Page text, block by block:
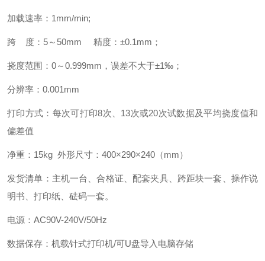
加载速率：1mm/min;
跨 度：5～50mm 精度：±0.1mm；
挠度范围：0～0.999mm，误差不大于±1‰；
分辨率：0.001mm
打印方式：每次可打印8次、13次或20次试数据及平均挠度值和
偏差值
净重：15kg 外形尺寸：400×290×240（mm）
发货清单：主机一台、合格证、配套夹具、跨距块一套、操作说
明书、打印纸、砝码一套。
电源：AC90V-240V/50Hz
数据保存：机载针式打印机/可U盘导入电脑存储